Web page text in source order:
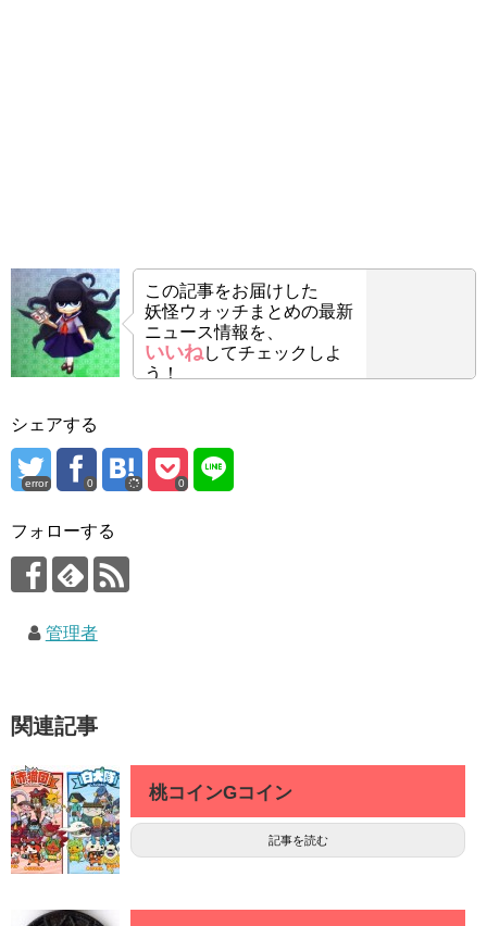
この記事をお届けした
妖怪ウォッチまとめの最新
ニュース情報を、
いいねしてチェックしよ
う！
シェアする
error 0 0
フォローする
管理者
関連記事
桃コインGコイン
記事を読む